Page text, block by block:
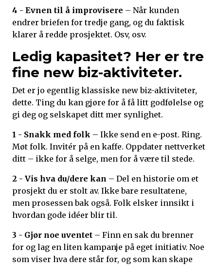
4 - Evnen til å improvisere – Når kunden
endrer briefen for tredje gang, og du faktisk
klarer å redde prosjektet. Osv, osv.
Ledig kapasitet? Her er tre
fine new biz-aktiviteter.
Det er jo egentlig klassiske new biz-aktiviteter,
dette. Ting du kan gjøre for å få litt godfølelse og
gi deg og selskapet ditt mer synlighet.
1 - Snakk med folk – Ikke send en e-post. Ring.
Møt folk. Invitér på en kaffe. Oppdater nettverket
ditt – ikke for å selge, men for å være til stede.
2 - Vis hva du/dere kan – Del en historie om et
prosjekt du er stolt av. Ikke bare resultatene,
men prosessen bak også. Folk elsker innsikt i
hvordan gode idéer blir til.
3 - Gjør noe uventet – Finn en sak du brenner
for og lag en liten kampanje på eget initiativ. Noe
som viser hva dere står for, og som kan skape